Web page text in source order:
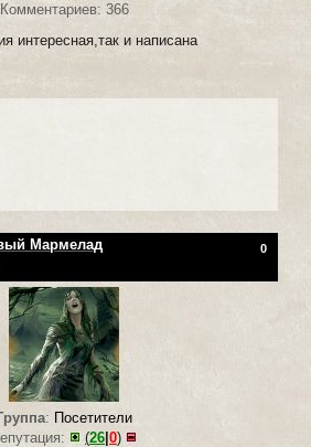
Комментариев: 366
интересная,так и написана
Мармелад 0
: Посетители
(26 0)